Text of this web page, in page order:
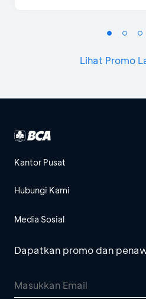
Lihat Promo
Kantor Pusat
Hubungi Kami
Media Sosial
Dapatkan promo dan